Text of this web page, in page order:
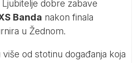
dobre zabave
Banda nakon finala
u Žednom.
od stotinu događanja koja